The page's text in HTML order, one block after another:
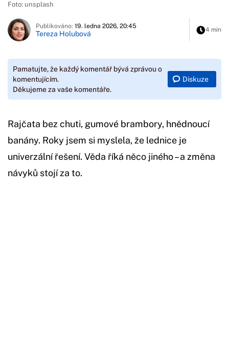
Foto: unsplash
Publikováno: 19. ledna 2026, 20:45
Tereza Holubová 4 min
Pamatujte, že každý komentář bývá zprávou o
komentujícím.
Děkujeme za vaše komentáře.
Diskuze
Rajčata bez chuti, gumové brambory, hnědnoucí
banány. Roky jsem si myslela, že lednice je
univerzální řešení. Věda říká něco jiného – a změna
návyků stojí za to.